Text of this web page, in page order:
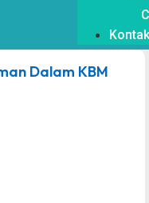
Dalam KBM